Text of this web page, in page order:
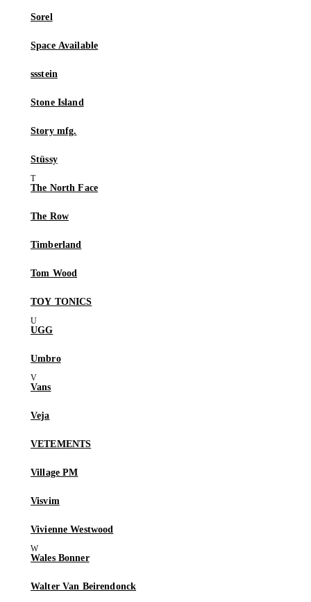
Sorel
Space Available
ssstein
Stone Island
Story mfg.
Stüssy
The North Face
The Row
Timberland
Tom Wood
TOY TONICS
UGG
Umbro
Vans
Veja
VETEMENTS
Village PM
Visvim
Vivienne Westwood
Wales Bonner
Walter Van Beirendonck